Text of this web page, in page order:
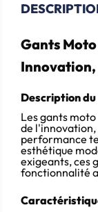
Gants
Innovation,
Description
Les gants
de
performance
esthétique
exigeants, ces
fonctionnalité